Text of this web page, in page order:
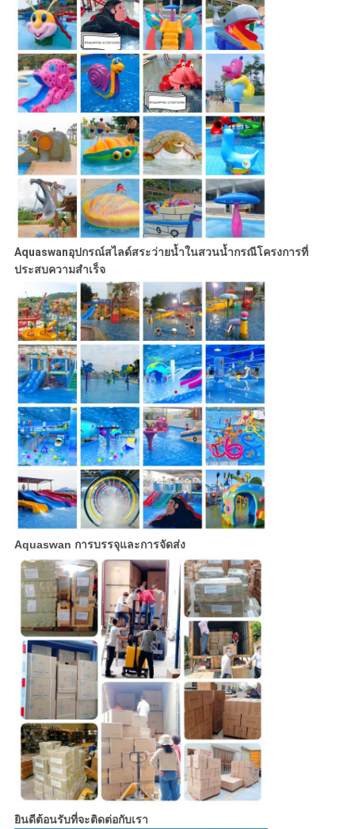
Aquaswanอุปกรณ์สไลด์สระว่ายน้ำในสวนน้ำกรณีโครงการที่
ประสบความสำเร็จ
Aquaswan การบรรจุและการจัดส่ง
ยินดีต้อนรับที่จะติดต่อกับเรา